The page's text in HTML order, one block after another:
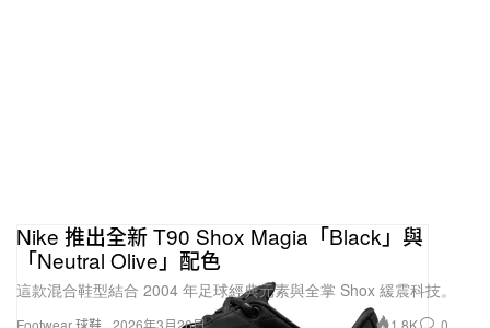
Nike 推出全新 T90 Shox Magia「Black」與
「Neutral Olive」配色
這款混合鞋型結合 2004 年足球經典元素與全掌 Shox 緩震科技。
1.8K 0